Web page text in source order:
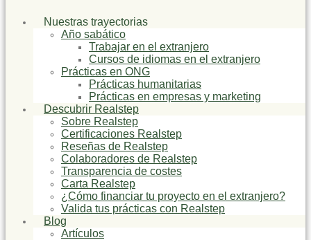
Nuestras trayectorias
Año sabático
Trabajar en el extranjero
Cursos de idiomas en el extranjero
Prácticas en ONG
Prácticas humanitarias
Prácticas en empresas y marketing
Descubrir Realstep
Sobre Realstep
Certificaciones Realstep
Reseñas de Realstep
Colaboradores de Realstep
Transparencia de costes
Carta Realstep
¿Cómo financiar tu proyecto en el extranjero?
Valida tus prácticas con Realstep
Blog
Artículos